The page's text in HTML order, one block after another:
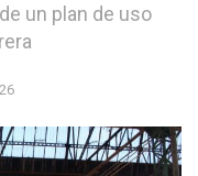
un plan de uso